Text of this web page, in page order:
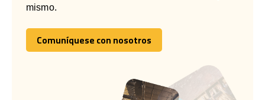
mismo.
Comuníquese con nosotros
Comuníquese con nosotros